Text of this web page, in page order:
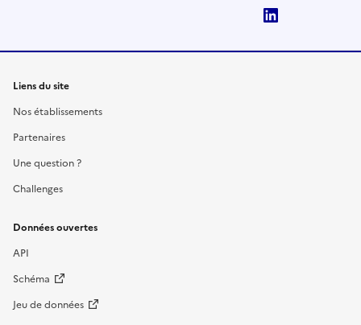
Liens du site
Nos établissements
Partenaires
Une question ?
Challenges
Données ouvertes
API
Schéma
Jeu de données